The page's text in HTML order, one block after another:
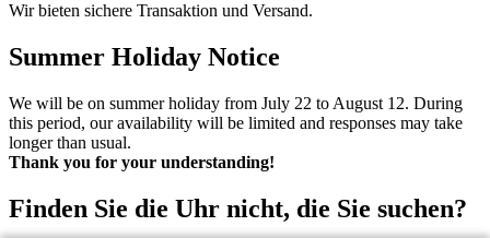
Wir bieten sichere Transaktion und Versand.
Summer Holiday Notice
We will be on summer holiday from July 22 to August 12. During
this period, our availability will be limited and responses may take
longer than usual.
Thank you for your understanding!
Finden Sie die Uhr nicht, die Sie suchen?